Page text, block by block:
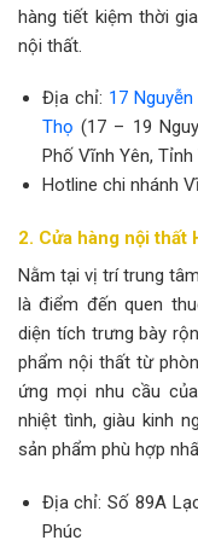
hàng tiết kiệm thời
nội thất.
Địa chỉ: 17
Thọ (17 – 19
Phố Vĩnh Yên,
Hotline chi nhánh
2. Cửa hàng nội thất
Nằm tại vị trí trung
là điểm đến quen
diện tích trưng bày
phẩm nội thất từ
ứng mọi nhu cầu
nhiệt tình, giàu kinh
sản phẩm phù hợp
Địa chỉ: Số 89A
Phúc